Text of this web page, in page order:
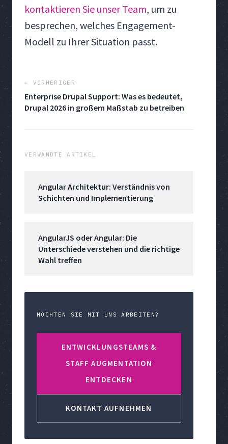
kontaktieren Sie unser Team, um zu
besprechen, welches Engagement-
Modell zu Ihrer Situation passt.
← VORHERIGER
Enterprise Drupal Support: Was es bedeutet,
Drupal 2026 in großem Maßstab zu betreiben
VERWANDTE ARTIKEL
Angular Architektur: Verständnis von
Schichten und Implementierung
AngularJS oder Angular: Die
Unterschiede verstehen und die richtige
Wahl treffen
MÖCHTEN SIE MIT UNS ARBEITEN?
ENTWICKLUNGSTEAMS &
STAFF AUGMENTATION
ENTDECKEN
KONTAKT AUFNEHMEN